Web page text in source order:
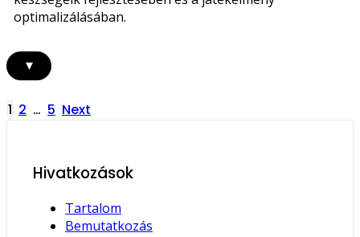
optimalizálásában.
▾
Posts
1 2 … 5 Next
Hivatkozások
Tartalom
Bemutatkozás